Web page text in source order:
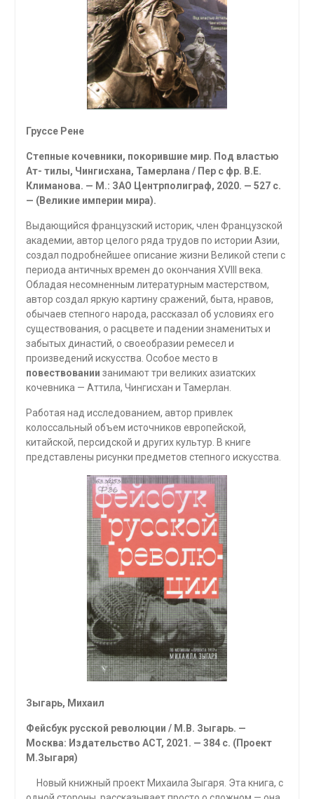
Груссе Рене
Степные кочевники, покорившие мир. Под властью
Ат- тилы, Чингисхана, Тамерлана / Пер с фр. В.Е.
Климанова. — М.: ЗАО Центрполиграф, 2020. — 527 с.
— (Великие империи мира).
Выдающийся французский историк, член Французской
академии, автор целого ряда трудов по истории Азии,
создал подробнейшее описание жизни Великой степи с
периода античных времен до окончания XVIII века.
Обладая несомненным литературным мастерством,
автор создал яркую картину сраже­ний, быта, нравов,
обычаев степного народа, рассказал об условиях его
суще­ствования, о расцвете и падении знаменитых и
забытых династий, о своеобра­зии ремесел и
произведений искусства. Особое место в
повествовании занимают три великих азиатских
кочевника — Аттила, Чингисхан и Тамерлан.
Работая над исследованием, автор привлек
колоссальный объем источни­ков европейской,
китайской, персидской и других культур. В книге
представ­лены рисунки предметов степного искусства.
Зыгарь, Михаил
Фейсбук русской революции / М.В. Зыгарь. —
Москва: Издательство ACT, 2021. — 384 с. (Проект
М.Зыгаря)
Новый книжный проект Михаила Зыгаря. Эта книга, с